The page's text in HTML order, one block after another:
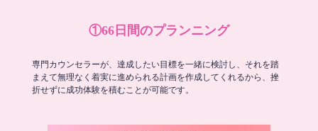
①66日間のプランニング
専門カウンセラーが、達成したい目標を一緒に検討し、それを踏
まえて無理なく着実に進められる計画を作成してくれるから、挫
折せずに成功体験を積むことが可能です。